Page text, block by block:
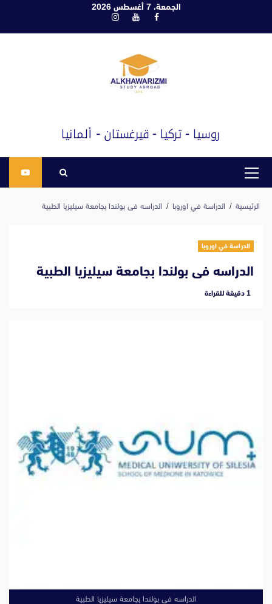
الجمعة، 7 أغسطس 2026
فيسبوكيوتيوبانستغرام
القائمة
الرئيسية الدراسة في اوروبا الدراسه فى بولندا بجامعة سيليزيا الطبية
الدراسة في اوروبا
الدراسه فى بولندا بجامعة سيليزيا الطبية
‫1 دقيقة للقراءة
الدراسه فى بولندا بجامعة سيليزيا الطبية